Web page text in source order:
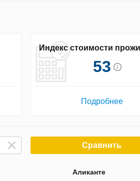
Индекс стоимости
53
Подробнее
Сравнить
Аликанте